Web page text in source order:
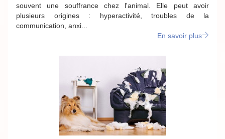
souvent une souffrance chez l'animal. Elle peut avoir
plusieurs origines : hyperactivité, troubles de la
communication, anxi...
En savoir plus